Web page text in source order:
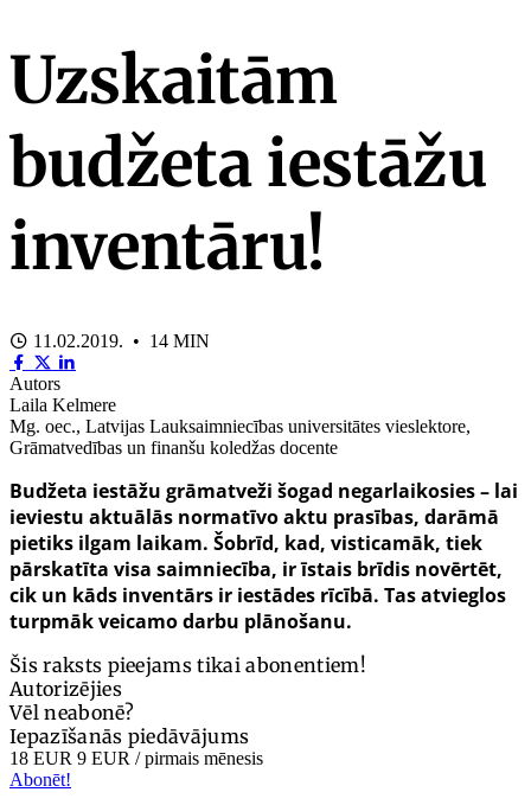
Uzskaitām
budžeta iestāžu
inventāru!
11.02.2019. • 14 MIN
Autors
Laila Kelmere
Mg. oec., Latvijas Lauksaimniecības universitātes vieslektore,
Grāmatvedības un finanšu koledžas docente
Budžeta iestāžu grāmatveži šogad negarlaikosies – lai
ieviestu aktuālās normatīvo aktu prasības, darāmā
pietiks ilgam laikam. Šobrīd, kad, visticamāk, tiek
pārskatīta visa saimniecība, ir īstais brīdis novērtēt,
cik un kāds inventārs ir iestādes rīcībā. Tas atvieglos
turpmāk veicamo darbu plānošanu.
Šis raksts pieejams tikai abonentiem!
Autorizējies
Vēl neabonē?
Iepazīšanās piedāvājums
18 EUR 9 EUR / pirmais mēnesis
Abonēt!